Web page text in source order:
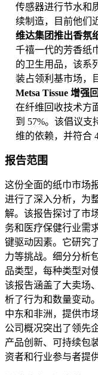
传感器进行节水和
续制造，目前他们
维达集团推出香氛
千禧一代的芳香纸
的卫生用品，该系
装占领利基市场，
Metsa Tissue 增强
在纤维回收技术方
到 57%。该倡议支
维的依赖，并符合
报告范围
这份全面的纸巾市场
进行了深入分析，为
解。该报告探讨了市
务和医疗保健行业需
键驱动因素。它研究
力等挑战。细分分析
品类型，每种类型对
该报告涵盖了大卖场
析了行为和数量变动
中东和非洲，提供市
公司概况突出了领先
产品创新、可持续包
资者和行业参与者提